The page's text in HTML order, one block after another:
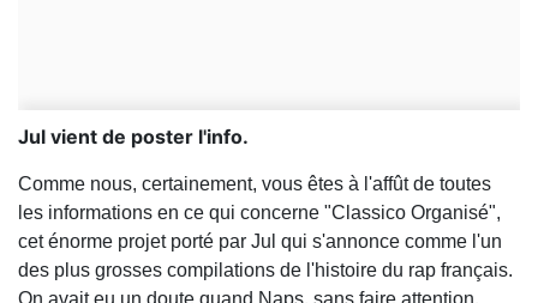
Jul vient de poster l'info.
Comme nous, certainement, vous êtes à l'affût de toutes
les informations en ce qui concerne "Classico Organisé",
cet énorme projet porté par Jul qui s'annonce comme l'un
des plus grosses compilations de l'histoire du rap français.
On avait eu un doute quand Naps, sans faire attention,